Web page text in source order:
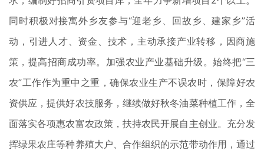
同时积极对接寓外乡友参与“迎老乡、回故乡、建家乡”活
动，引进人才、资金、技术，主动承接产业转移，因商施
策，提高招商成功率。加强农业产业基础升级。始终把“三
农”工作作为重中之重，确保农业生产不误农时，保障好农
资供应，提供好农技服务，继续做好秋冬油菜种植工作，全
面落实各项惠农富农政策，扶持农民开展自主创业。充分发
挥绿果农庄等种养殖大户、合作组织的示范带动作用，通过